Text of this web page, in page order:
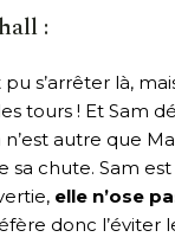
:
pu s’arrêter là,
tours ! Et Sam
autre que
sa chute. Sam
elle n’ose
donc l’éviter